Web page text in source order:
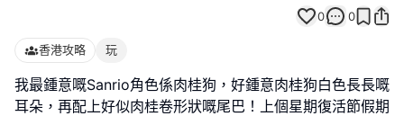
0 0
香港攻略 玩
我最鍾意嘅Sanrio角色係肉桂狗，好鍾意肉桂狗白色長長嘅
耳朵，再配上好似肉桂卷形狀嘅尾巴！上個星期復活節假期